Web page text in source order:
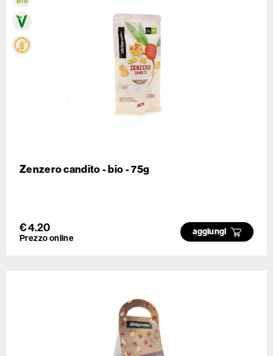
Zenzero candito - bio - 75g
€ 4.20
Prezzo online
aggiungi